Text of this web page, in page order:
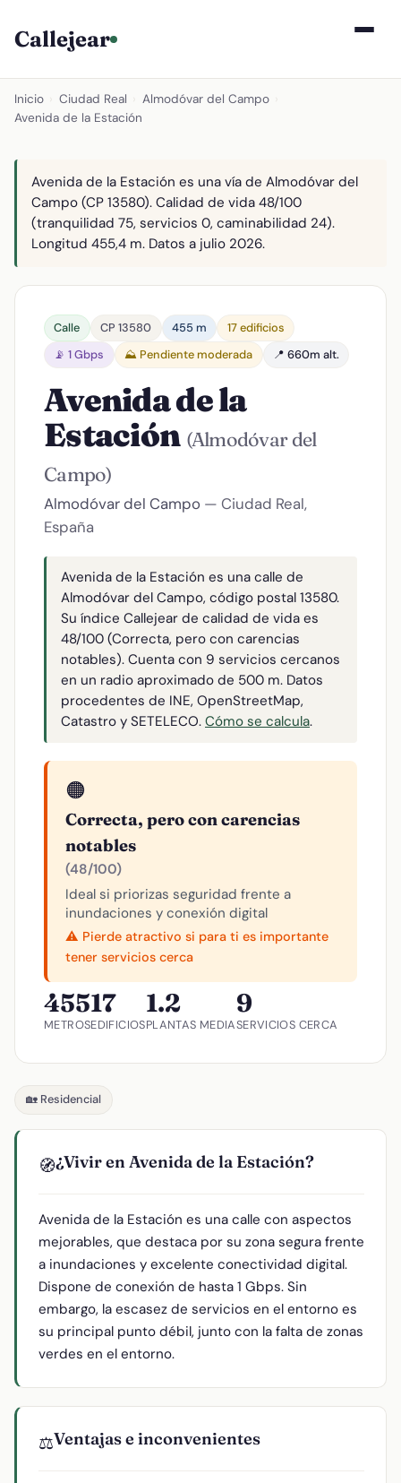
Callejear
Inicio Ciudad Real Almodóvar del Campo
Avenida de la Estación
Avenida de la Estación es una vía de Almodóvar del
Campo (CP 13580). Calidad de vida 48/100
(tranquilidad 75, servicios 0, caminabilidad 24).
Longitud 455,4 m. Datos a julio 2026.
Calle CP 13580 455 m
17 edificios
📡 1 Gbps
⛰️ Pendiente moderada 📍 660m alt.
Avenida de la
Estación (Almodóvar del
Campo)
Almodóvar del Campo — Ciudad Real,
España
Avenida de la Estación es una calle de
Almodóvar del Campo, código postal 13580.
Su índice Callejear de calidad de vida es
48/100 (Correcta, pero con carencias
notables). Cuenta con 9 servicios cercanos
en un radio aproximado de 500 m. Datos
procedentes de INE, OpenStreetMap,
Catastro y SETELECO. Cómo se calcula.
🟠
Correcta, pero con carencias
notables
(48/100)
Ideal si priorizas seguridad frente a
inundaciones y conexión digital
⚠️ Pierde atractivo si para ti es importante
tener servicios cerca
455
METROS
17
EDIFICIOS
1.2
PLANTAS MEDIA
9
SERVICIOS CERCA
🏡 Residencial
🧭¿Vivir en Avenida de la Estación?
Avenida de la Estación es una calle con aspectos
mejorables, que destaca por su zona segura frente
a inundaciones y excelente conectividad digital.
Dispone de conexión de hasta 1 Gbps. Sin
embargo, la escasez de servicios en el entorno es
su principal punto débil, junto con la falta de zonas
verdes en el entorno.
⚖️Ventajas e inconvenientes